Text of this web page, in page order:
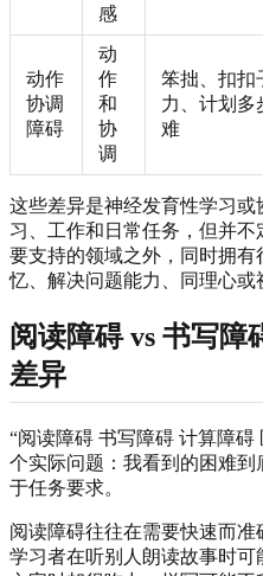
感
动作
协调
障碍
动
作
和
协
调
笨拙、扣扣
力、计划多
难
这些差异是神经发育性学习
习、工作和日常任务，但并
要支持的领域之外，同时拥
忆、解决问题能力、同理心或
阅读障碍 vs 书写障
差异
“阅读障碍 书写障碍 计算障
个实际问题：我看到的困难
于任务要求。
阅读障碍往往在需要快速而准
学习者在听别人朗读故事时